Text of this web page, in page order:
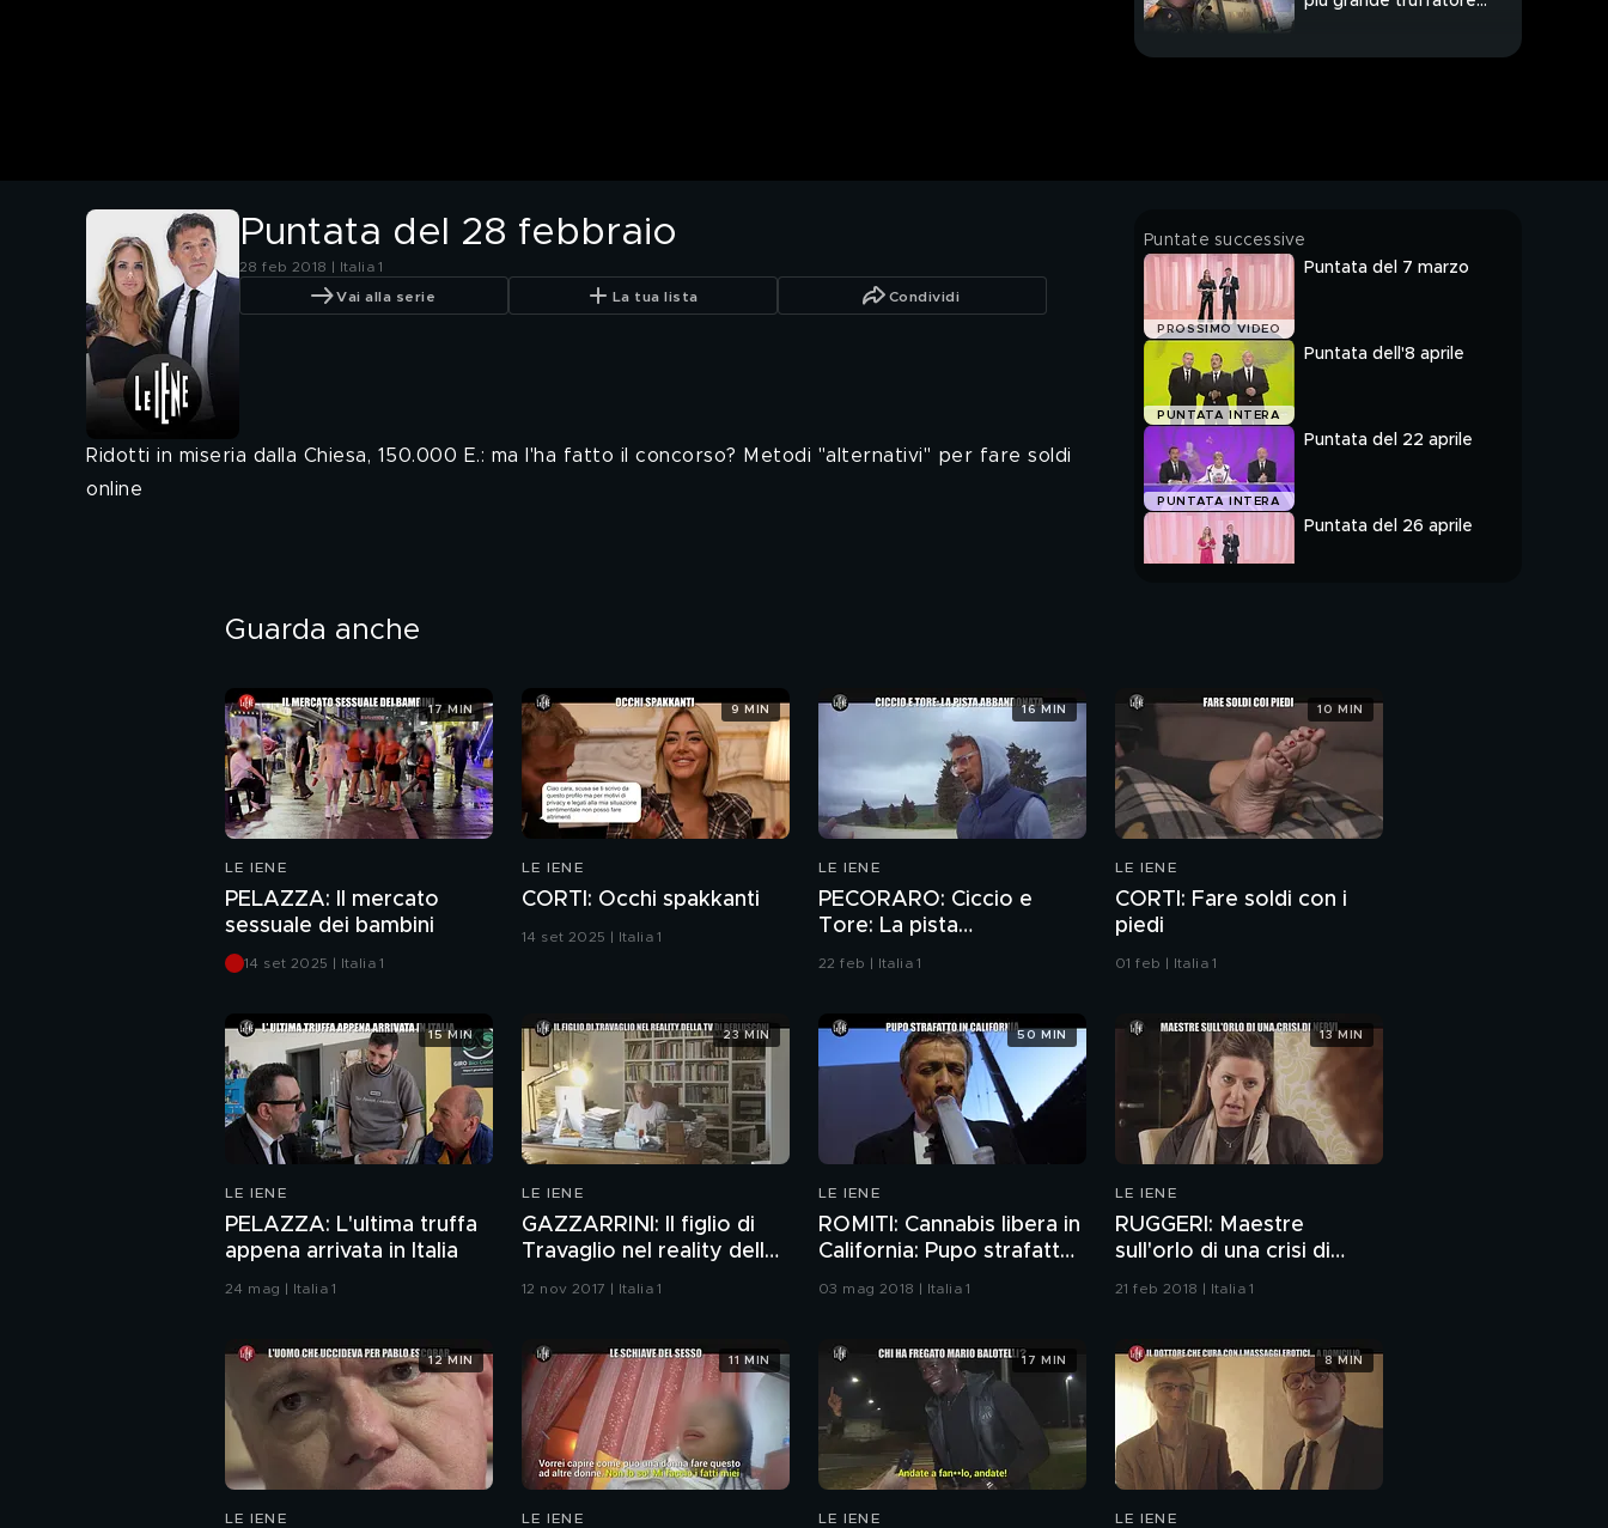
Puntata del 28 febbraio
28 feb 2018 | Italia 1
Vai alla serie La tua lista Condividi
Ridotti in miseria dalla Chiesa, 150.000 E.: ma l'ha fatto il concorso? Metodi "alternativi" per fare soldi
online
Puntate successive
PROSSIMO VIDEO
Puntata del 7 marzo
PUNTATA INTERA
Puntata dell'8 aprile
PUNTATA INTERA
Puntata del 22 aprile
Puntata del 26 aprile
Guarda anche
LE IENE
PELAZZA: Il mercato
sessuale dei bambini
14 set 2025 | Italia 1
17 MIN
LE IENE
CORTI: Occhi spakkanti
14 set 2025 | Italia 1
9 MIN
LE IENE
PECORARO: Ciccio e
Tore: La pista
abbandonata
22 feb | Italia 1
16 MIN
LE IENE
CORTI: Fare soldi con i
piedi
01 feb | Italia 1
10 MIN
LE IENE
PELAZZA: L'ultima truffa
appena arrivata in Italia
24 mag | Italia 1
15 MIN
LE IENE
GAZZARRINI: Il figlio di
Travaglio nel reality della
tv di Berlusconi
12 nov 2017 | Italia 1
23 MIN
LE IENE
ROMITI: Cannabis libera in
California: Pupo strafatto
di marijuana
03 mag 2018 | Italia 1
50 MIN
LE IENE
RUGGERI: Maestre
sull'orlo di una crisi di
21 feb 2018 | Italia 1
13 MIN
LE IENE
12 MIN
LE IENE
11 MIN
LE IENE
17 MIN
LE IENE
8 MIN